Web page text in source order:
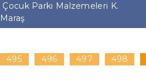
Çocuk Parkı Malzemeleri K.
Maraş
495 496 497 498